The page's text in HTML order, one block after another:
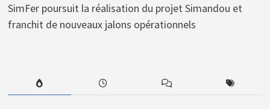
SimFer poursuit la réalisation du projet Simandou et
franchit de nouveaux jalons opérationnels